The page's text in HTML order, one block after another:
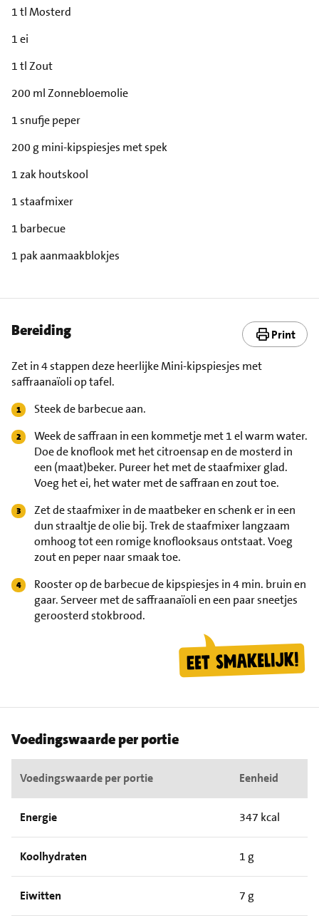
1 tl Mosterd
1 ei
1 tl Zout
200 ml Zonnebloemolie
1 snufje peper
200 g mini-kipspiesjes met spek
1 zak houtskool
1 staafmixer
1 barbecue
1 pak aanmaakblokjes
Bereiding Print
Zet in 4 stappen deze heerlijke Mini-kipspiesjes met
saffraanaïoli op tafel.
Steek de barbecue aan.
Week de saffraan in een kommetje met 1 el warm water.
Doe de knoflook met het citroensap en de mosterd in
een (maat)beker. Pureer het met de staafmixer glad.
Voeg het ei, het water met de saffraan en zout toe.
Zet de staafmixer in de maatbeker en schenk er in een
dun straaltje de olie bij. Trek de staafmixer langzaam
omhoog tot een romige knoflooksaus ontstaat. Voeg
zout en peper naar smaak toe.
Rooster op de barbecue de kipspiesjes in 4 min. bruin en
gaar. Serveer met de saffraanaïoli en een paar sneetjes
geroosterd stokbrood.
Voedingswaarde per portie
Voedingswaarde per portie Eenheid
Energie 347 kcal
Koolhydraten 1 g
Eiwitten 7 g